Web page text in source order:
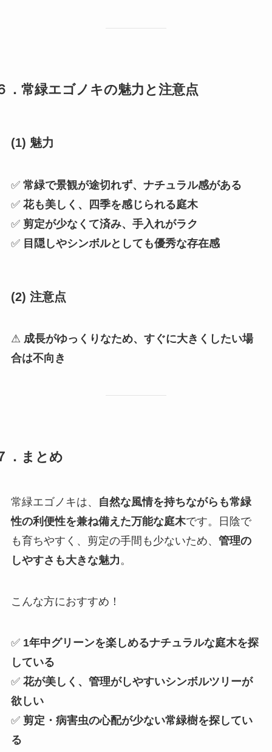
．常緑エゴノキの魅力と注意点
(1) 魅力
✅ 常緑で景観が途切れず、ナチュラル感がある
✅ 花も美しく、四季を感じられる庭木
✅ 剪定が少なくて済み、手入れがラク
✅ 目隠しやシンボルとしても優秀な存在感
(2) 注意点
⚠ 成長がゆっくりなため、すぐに大きくしたい場
合は不向き
．まとめ
常緑エゴノキは、
自然な風情を持ちながらも常緑
性の利便性を兼ね備えた万能な庭木です。日陰で
も育ちやすく、剪定の手間も少ないため、 管理の
しやすさも大きな魅力。
こんな方におすすめ！
✅ 1年中グリーンを楽しめるナチュラルな庭木を探
している
✅ 花が美しく、管理がしやすいシンボルツリーが
欲しい
✅ 剪定・病害虫の心配が少ない常緑樹を探してい
る